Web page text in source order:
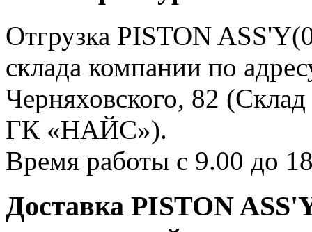
Отгрузка PISTON
склада компании по
Черняховского, 82
ГК «НАЙС»).
Время работы с 9.00 до
Доставка PISTON